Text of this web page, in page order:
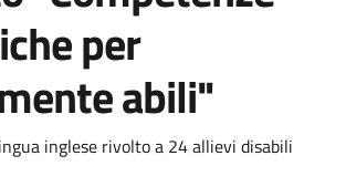
per
abili"
notizia
inglese rivolto a 24 allievi disabili